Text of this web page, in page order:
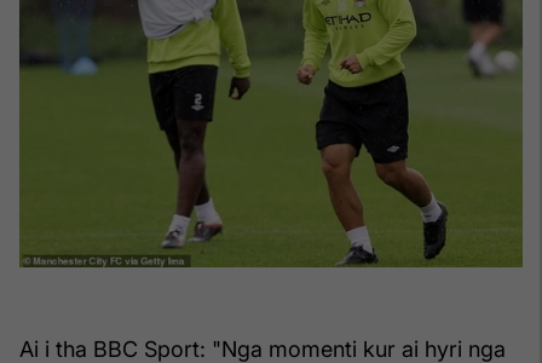
Ai i tha BBC Sport: "Nga momenti kur ai hyri nga